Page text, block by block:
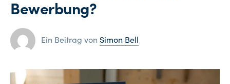
Bewerbung?
Ein Beitrag von Simon Bell